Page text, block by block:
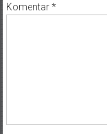
Komentar*